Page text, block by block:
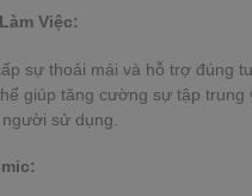
Việc:
sự thoải mái và hỗ trợ đúng
giúp tăng cường sự tập trung
sử dụng.